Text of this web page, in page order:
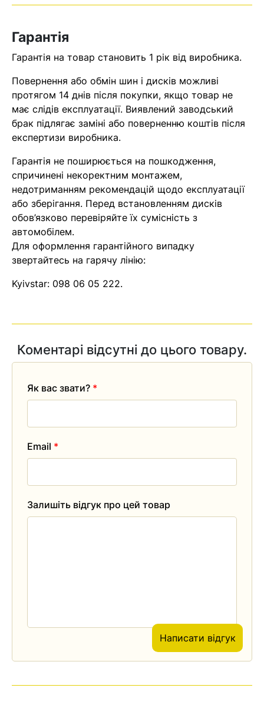
Помилка:Contact form не
Оператор зв’яжеться з вами
Гарантія
Гарантія на товар становить 1 рік від виробника.
Повернення або обмін шин і дисків можливі
протягом 14 днів після покупки, якщо товар не
має слідів експлуатації. Виявлений заводський
брак підлягає заміні або поверненню коштів після
експертизи виробника.
Гарантія не поширюється на пошкодження,
спричинені некоректним монтажем,
недотриманням рекомендацій щодо експлуатації
або зберігання. Перед встановленням дисків
обов’язково перевіряйте їх сумісність з
автомобілем.
Для оформлення гарантійного випадку
звертайтесь на гарячу лінію:
Kyivstar: 098 06 05 222.
Коментарі відсутні до цього товару.
Залишіть відгук про цей товар
Як вас звати? *
Email *
Написати відгук